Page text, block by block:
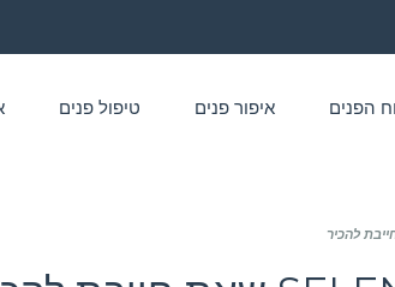
הפנים איפור פנים טיפול פנים